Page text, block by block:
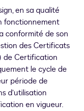
en sa qualité
fonctionnement
conformité de son
des Certificats
de Certification
le cycle de
période de
d’utilisation
en vigueur.